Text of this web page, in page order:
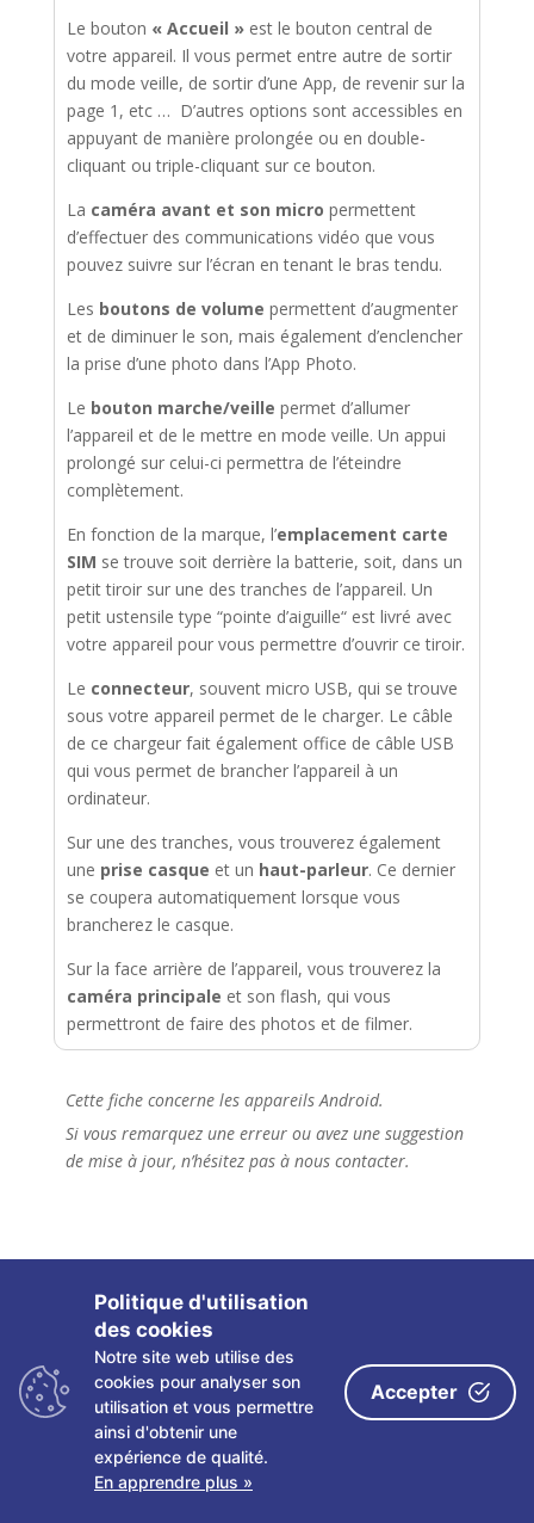
Le bouton « Accueil »est le bouton central de
votre appareil. Il vous permet entre autre de sortir
du mode veille, de sortir d’une App, de revenir sur la
page 1, etc … D’autres options sont accessibles en
appuyant de manière prolongée ou en double-
cliquant ou triple-cliquant sur ce bouton.
La caméra avant et son micro permettent
d’effectuer des communications vidéo que vous
pouvez suivre sur l’écran en tenant le bras tendu.
Les boutons de volume permettent d’augmenter
et de diminuer le son, mais également d’enclencher
la prise d’une photo dans l’App Photo.
Le bouton marche/veille permet d’allumer
l’appareil et de le mettre en mode veille. Un appui
prolongé sur celui-ci permettra de l’éteindre
complètement.
En fonction de la marque, l’emplacement carte
SIM se trouve soit derrière la batterie, soit, dans un
petit tiroir sur une des tranches de l’appareil. Un
petit ustensile type “pointe d’aiguille“ est livré avec
votre appareil pour vous permettre d’ouvrir ce tiroir.
Le connecteur, souvent micro USB, qui se trouve
sous votre appareil permet de le charger. Le câble
de ce chargeur fait également office de câble USB
qui vous permet de brancher l’appareil à un
ordinateur.
Sur une des tranches, vous trouverez également
une prise casque et un haut-parleur. Ce dernier
se coupera automatiquement lorsque vous
brancherez le casque.
Sur la face arrière de l’appareil, vous trouverez la
caméra principale et son flash, qui vous
permettront de faire des photos et de filmer.
Cette fiche concerne les appareils Android.
Si vous remarquez une erreur ou avez une suggestion
de mise à jour, n’hésitez pas à nous contacter.
Copyright ©2026 Les fiches tactiles du CRETH – Tous
droits réservés
Politique de confidentialité
Partenaires|Contact|Plan du site
Politique d'utilisation
des cookies
Notre site web utilise des
cookies pour analyser son
utilisation et vous permettre
ainsi d'obtenir une
expérience de qualité.
En apprendre plus »
Accepter